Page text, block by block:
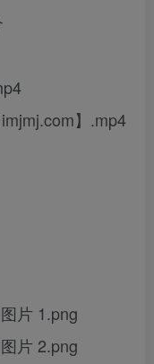
】.mp4
片 1.png
片 2.png